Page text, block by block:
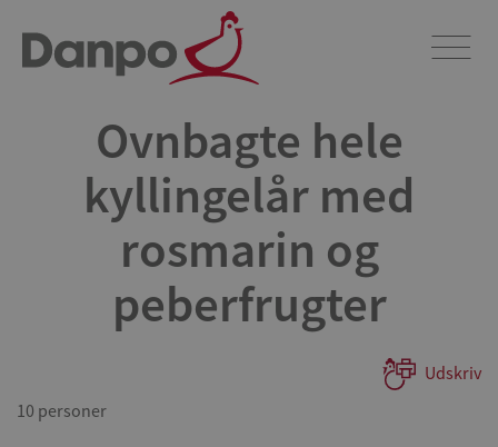
Ovnbagte hele
kyllingelår med
rosmarin og
peberfrugter
Udskriv
10 personer